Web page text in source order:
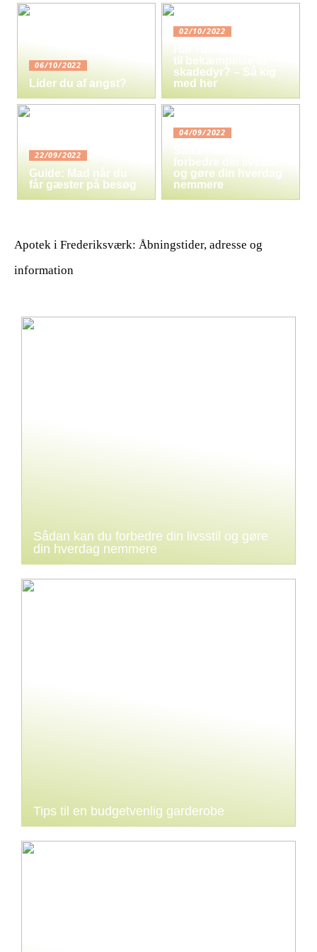
06/10/2022
Lider du af angst?
02/10/2022
til bekæmpelse af
skadedyr? – Så kig
med her
22/09/2022
Guide: Mad når du
får gæster på besøg
04/09/2022
forbedre din livsstil
og gøre din hverdag
nemmere
Apotek i Frederiksværk: Åbningstider, adresse og
information
Sådan kan du forbedre din livsstil og gøre
din hverdag nemmere
Tips til en budgetvenlig garderobe